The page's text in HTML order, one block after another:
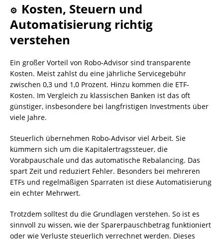
⚙️ Kosten, Steuern und
Automatisierung richtig
verstehen
Ein großer Vorteil von Robo-Advisor sind transparente
Kosten. Meist zahlst du eine jährliche Servicegebühr
zwischen 0,3 und 1,0 Prozent. Hinzu kommen die ETF-
Kosten. Im Vergleich zu klassischen Banken ist das oft
günstiger, insbesondere bei langfristigen Investments über
viele Jahre.
Steuerlich übernehmen Robo-Advisor viel Arbeit. Sie
kümmern sich um die Kapitalertragssteuer, die
Vorabpauschale und das automatische Rebalancing. Das
spart Zeit und reduziert Fehler. Besonders bei mehreren
ETFs und regelmäßigen Sparraten ist diese Automatisierung
ein echter Mehrwert.
Trotzdem solltest du die Grundlagen verstehen. So ist es
sinnvoll zu wissen, wie der Sparerpauschbetrag funktioniert
oder wie Verluste steuerlich verrechnet werden. Dieses